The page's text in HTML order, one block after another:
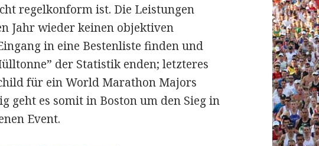
regelkonform ist. Die Leistungen
Jahr wieder keinen objektiven
in eine Bestenliste finden und
der Statistik enden; letzteres
für ein World Marathon Majors
geht es somit in Boston um den Sieg in
Event.